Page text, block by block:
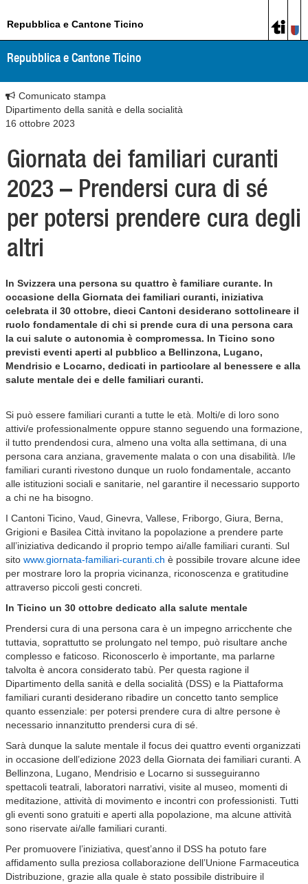
Repubblica e Cantone Ticino
Repubblica e Cantone Ticino
Comunicato stampa
Dipartimento della sanità e della socialità
16 ottobre 2023
Giornata dei familiari curanti
2023 – Prendersi cura di sé
per potersi prendere cura degli
altri
In Svizzera una persona su quattro è familiare curante. In
occasione della Giornata dei familiari curanti, iniziativa
celebrata il 30 ottobre, dieci Cantoni desiderano sottolineare il
ruolo fondamentale di chi si prende cura di una persona cara
la cui salute o autonomia è compromessa. In Ticino sono
previsti eventi aperti al pubblico a Bellinzona, Lugano,
Mendrisio e Locarno, dedicati in particolare al benessere e alla
salute mentale dei e delle familiari curanti.
Si può essere familiari curanti a tutte le età. Molti/e di loro sono
attivi/e professionalmente oppure stanno seguendo una formazione,
il tutto prendendosi cura, almeno una volta alla settimana, di una
persona cara anziana, gravemente malata o con una disabilità. I/le
familiari curanti rivestono dunque un ruolo fondamentale, accanto
alle istituzioni sociali e sanitarie, nel garantire il necessario supporto
a chi ne ha bisogno.
I Cantoni Ticino, Vaud, Ginevra, Vallese, Friborgo, Giura, Berna,
Grigioni e Basilea Città invitano la popolazione a prendere parte
all’iniziativa dedicando il proprio tempo ai/alle familiari curanti. Sul
sito www.giornata-familiari-curanti.ch è possibile trovare alcune idee
per mostrare loro la propria vicinanza, riconoscenza e gratitudine
attraverso piccoli gesti concreti.
In Ticino un 30 ottobre dedicato alla salute mentale
Prendersi cura di una persona cara è un impegno arricchente che
tuttavia, soprattutto se prolungato nel tempo, può risultare anche
complesso e faticoso. Riconoscerlo è importante, ma parlarne
talvolta è ancora considerato tabù. Per questa ragione il
Dipartimento della sanità e della socialità (DSS) e la Piattaforma
familiari curanti desiderano ribadire un concetto tanto semplice
quanto essenziale: per potersi prendere cura di altre persone è
necessario innanzitutto prendersi cura di sé.
Sarà dunque la salute mentale il focus dei quattro eventi organizzati
in occasione dell’edizione 2023 della Giornata dei familiari curanti. A
Bellinzona, Lugano, Mendrisio e Locarno si susseguiranno
spettacoli teatrali, laboratori narrativi, visite al museo, momenti di
meditazione, attività di movimento e incontri con professionisti. Tutti
gli eventi sono gratuiti e aperti alla popolazione, ma alcune attività
sono riservate ai/alle familiari curanti.
Per promuovere l’iniziativa, quest’anno il DSS ha potuto fare
affidamento sulla preziosa collaborazione dell’Unione Farmaceutica
Distribuzione, grazie alla quale è stato possibile distribuire il